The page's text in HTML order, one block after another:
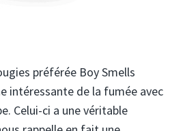
préférée Boy Smells
intéressante de la fumée avec
Celui-ci a une véritable